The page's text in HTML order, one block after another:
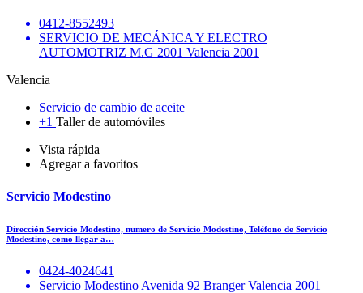
0412-8552493
SERVICIO DE MECÁNICA Y ELECTRO
AUTOMOTRIZ M.G 2001 Valencia 2001
Valencia
Servicio de cambio de aceite
+1 Taller de automóviles
Vista rápida
Agregar a favoritos
Servicio Modestino
Dirección Servicio Modestino, numero de Servicio Modestino, Teléfono de Servicio
Modestino, como llegar a…
0424-4024641
Servicio Modestino Avenida 92 Branger Valencia 2001